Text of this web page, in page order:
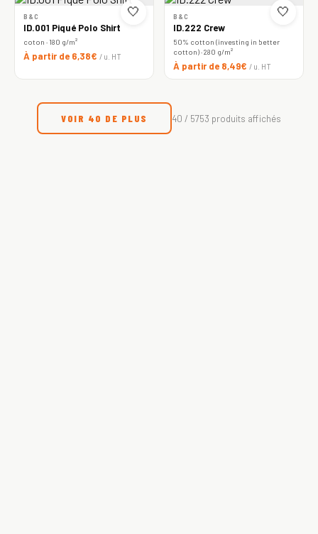
🤍
B&C
ID.001 Piqué Polo Shirt
coton · 180 g/m²
À partir de 6,38€ / u. HT
🤍
B&C
ID.222 Crew
50% cotton (investing in better
cotton) · 280 g/m²
À partir de 8,49€ / u. HT
VOIR 40 DE PLUS 40 / 5753 produits affichés